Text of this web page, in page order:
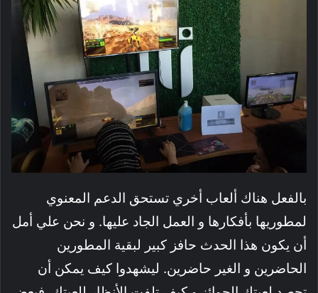
بالفعل هناك ألعاب أخري تستحق الدعم المعنوي
لمطوريها بأفكارها و العمل الجاد عليها. و نحن علي أمل
أن يكون هذا الحدث حافز كبير لبقية المطورين
الحاضرين و الغير حاضرين. ليشهدوا كيف يمكن أن